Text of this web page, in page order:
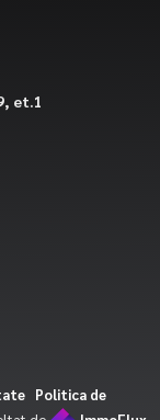
et.1
Politica de